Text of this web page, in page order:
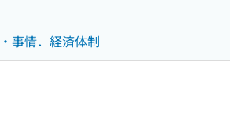
事情．経済体制